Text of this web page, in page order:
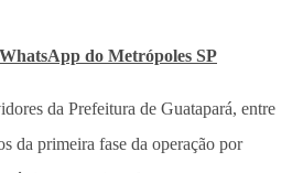
do Metrópoles SP
da Prefeitura de Guatapará, entre
da primeira fase da operação por